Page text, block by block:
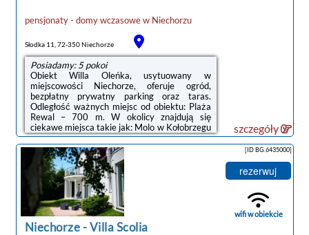
pensjonaty - domy wczasowew Niechorzu
Słodka 11, 72-350 Niechorze
Posiadamy: 5 pokoi
Obiekt Willa Oleńka, usytuowany w
miejscowości Niechorze, oferuje ogród,
bezpłatny prywatny parking oraz taras.
Odległość ważnych miejsc od obiektu: Plaża
Rewal – 700 m. W okolicy znajdują się
ciekawe miejsca takie jak: Molo w Kołobrzegu
( 49 km), Latarnia morska w Kołobrzegu ( 49
km), Ratusz ( 49 km). Obiekt jest idealnym
wyborem dla niepalących. Odległość ważnych
miejsc od obiektu: PKP Kołobrzeg – 48 km.W
każdym pokoju w obiekcie znajduje się szafa,
telewizor z płaskim ekranem oraz prywatna
łazienka. Pościel i ręczniki są zapewnione. We
wszystkich pokojach w obiekcie ...
szczegóły
Niechorze-Villa Scolia
[ID BG.6435000]
rezerwuj
wifi w obiekcie